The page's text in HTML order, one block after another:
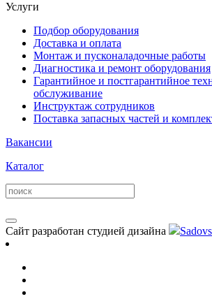
Услуги
Подбор оборудования
Доставка и оплата
Монтаж и пусконаладочные работы
Диагностика и ремонт оборудования
Гарантийное и постгарантийное
обслуживание
Инструктаж сотрудников
Поставка запасных частей и
Вакансии
Каталог
Сайт разработан студией дизайна